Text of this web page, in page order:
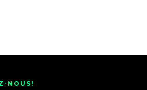
NOUS!